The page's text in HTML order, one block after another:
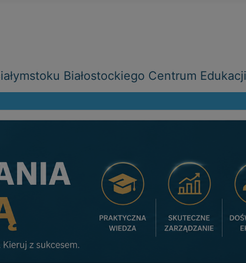
Białostockiego Centrum Edukacji